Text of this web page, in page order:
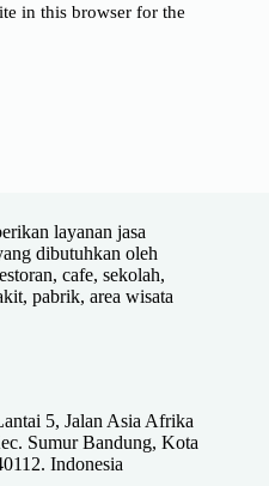
in this browser for the
layanan jasa
dibutuhkan oleh
cafe, sekolah,
pabrik, area wisata
5, Jalan Asia Afrika
Sumur Bandung, Kota
Indonesia